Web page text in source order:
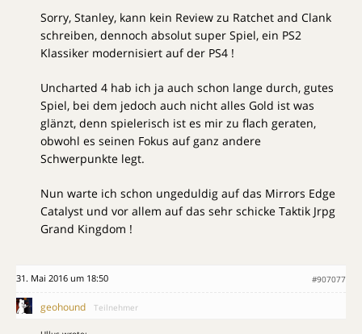
Sorry, Stanley, kann kein Review zu Ratchet and Clank
schreiben, dennoch absolut super Spiel, ein PS2
Klassiker modernisiert auf der PS4 !
Uncharted 4 hab ich ja auch schon lange durch, gutes
Spiel, bei dem jedoch auch nicht alles Gold ist was
glänzt, denn spielerisch ist es mir zu flach geraten,
obwohl es seinen Fokus auf ganz andere
Schwerpunkte legt.
Nun warte ich schon ungeduldig auf das Mirrors Edge
Catalyst und vor allem auf das sehr schicke Taktik Jrpg
Grand Kingdom !
31. Mai 2016 um 18:50 #907077
geohound Teilnehmer